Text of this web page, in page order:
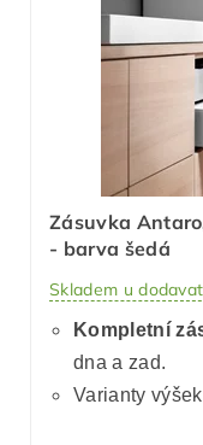
Zásuvka
- barva šedá
Skladem u
Kompletní
dna a zad.
Varianty